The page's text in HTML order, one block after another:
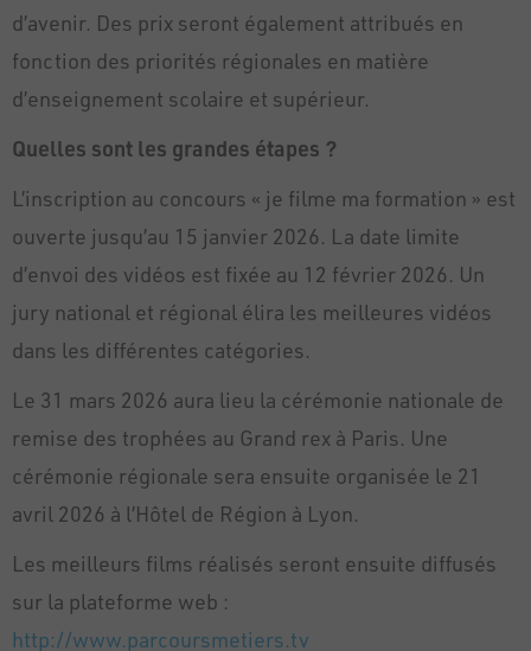
d’avenir. Des prix seront également attribués en
fonction des priorités régionales en matière
d’enseignement scolaire et supérieur.
Quelles sont les grandes étapes ?
L’inscription au concours « je filme ma formation » est
ouverte jusqu’au 15 janvier 2026. La date limite
d’envoi des vidéos est fixée au 12 février 2026. Un
jury national et régional élira les meilleures vidéos
dans les différentes catégories.
Le 31 mars 2026 aura lieu la cérémonie nationale de
remise des trophées au Grand rex à Paris. Une
cérémonie régionale sera ensuite organisée le 21
avril 2026 à l’Hôtel de Région à Lyon.
Les meilleurs films réalisés seront ensuite diffusés
sur la plateforme web :
http://www.parcoursmetiers.tv